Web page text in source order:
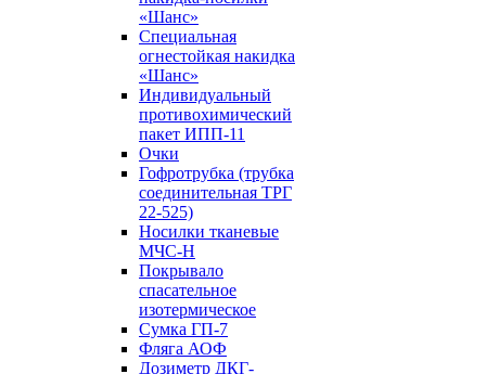
«Шанс»
Специальная
огнестойкая накидка
«Шанс»
Индивидуальный
противохимический
пакет ИПП-11
Очки
Гофротрубка (трубка
соединительная ТРГ
22-525)
Носилки тканевые
МЧС-Н
Покрывало
спасательное
изотермическое
Сумка ГП-7
Фляга АОФ
Дозиметр ДКГ-